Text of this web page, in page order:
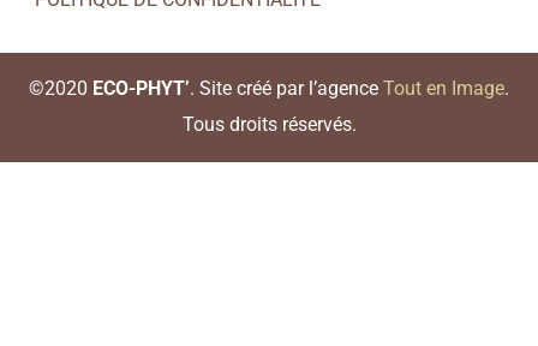
©2020 ECO-PHYT’. Site créé par l’agence Tout en Image.
Tous droits réservés.